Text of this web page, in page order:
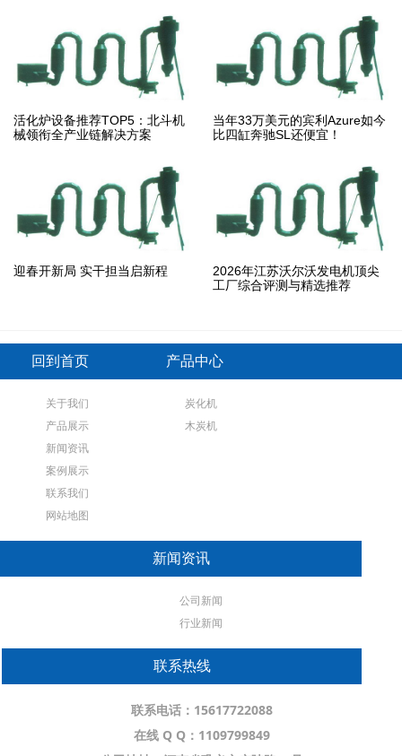
活化炉设备推荐TOP5：北斗机
械领衔全产业链解决方案
当年33万美元的宾利Azure如今
比四缸奔驰SL还便宜！
迎春开新局 实干担当启新程
2026年江苏沃尔沃发电机顶尖
工厂综合评测与精选推荐
回到首页
关于我们
产品展示
新闻资讯
案例展示
联系我们
网站地图
产品中心
炭化机
木炭机
新闻资讯
公司新闻
行业新闻
联系热线
联系电话： 15617722088
在线 Q Q： 1109799849